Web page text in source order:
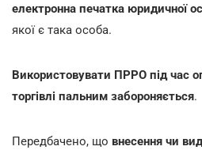
електронна печатка юридичної
якої є така особа.
Використовувати ПРРО під час
торгівлі пальним забороняється.
Передбачено, що внесення чи